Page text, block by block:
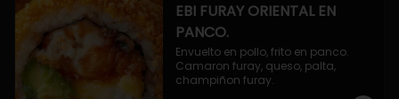
EBI FURAY ORIENTAL EN
PANCO.
Envuelto en pollo, frito en panco.
Camaron furay, queso, palta,
champiñon furay.